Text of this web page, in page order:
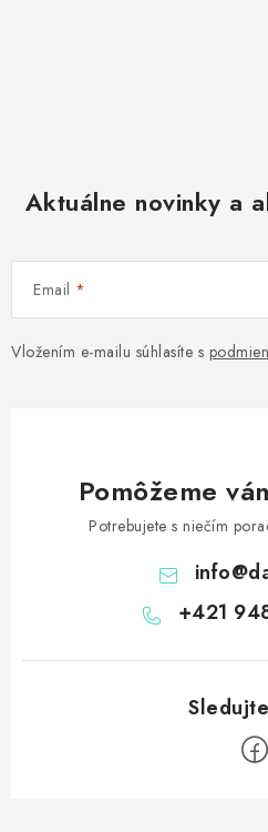
Aktuálne novinky a
Email
Vložením e-mailu súhlasíte s
Pomôžeme
Potrebujete s niečím
info@
+421